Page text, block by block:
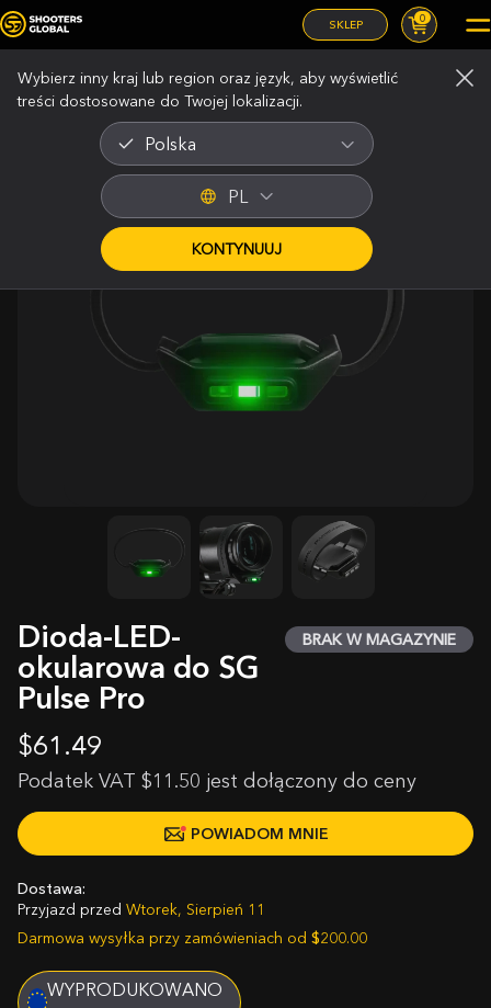
SKLEP 0
Wybierz inny kraj lub region oraz język, aby wyświetlić
treści dostosowane do Twojej lokalizacji.
Polska
PL
KONTYNUUJ
Sklep / Dioda-LED-okularowa do SG Pulse Pro
Dioda-LED-
okularowa do SG
Pulse Pro
BRAK W MAGAZYNIE
$61.49
Podatek VAT $11.50 jest dołączony do ceny
POWIADOM MNIE
Dostawa:
Przyjazd przed Wtorek, Sierpień 11
Darmowa wysyłka przy zamówieniach od $200.00
WYPRODUKOWANO